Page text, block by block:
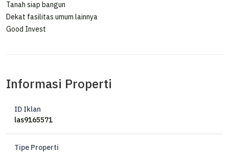
Tanah siap bangun
Dekat fasilitas umum lainnya
Good Invest
Informasi Properti
ID Iklan
las9165571
Tipe Properti